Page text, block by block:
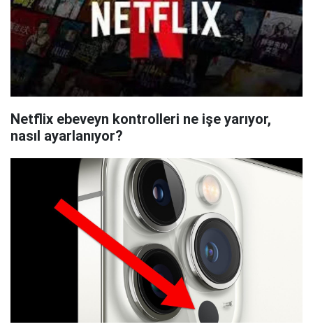
Netflix ebeveyn kontrolleri ne işe yarıyor,
nasıl ayarlanıyor?